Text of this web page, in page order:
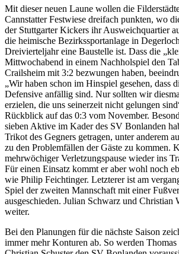
Mit dieser neuen Laune wollen die
Cannstatter Festwiese dreifach punkten, wo
der Stuttgarter Kickers ihr Ausweichquartier
die heimische Bezirkssportanlage in
Dreivierteljahr eine Baustelle ist. Dass die
Mittwochabend in einem Nachholspiel den
Crailsheim mit 3:2 bezwungen haben,
„Wir haben schon im Hinspiel gesehen, dass
Defensive anfällig sind. Nur sollten wir
erzielen, die uns seinerzeit nicht gelungen
Rückblick auf das 0:3 vom November.
sieben Aktive im Kader des SV Bonlanden
Trikot des Gegners getragen, unter anderem
zu den Problemfällen der Gäste zu kommen.
mehrwöchiger Verletzungspause wieder ins
Für einen Einsatz kommt er aber wohl noch
wie Philip Feichtinger. Letzterer ist am
Spiel der zweiten Mannschaft mit einer
ausgeschieden. Julian Schwarz und Christian
weiter.
Bei den Planungen für die nächste Saison
immer mehr Konturen ab. So werden Thomas